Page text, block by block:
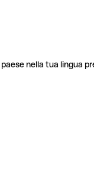
nella tua lingua